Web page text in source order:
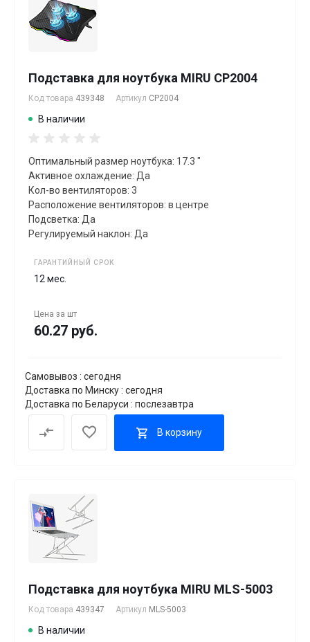
Подставка для ноутбука MIRU CP2004
Код товара 439348 Артикул CP2004
В наличии
Оптимальный размер ноутбука: 17.3 "
Активное охлаждение: Да
Кол-во вентиляторов: 3
Расположение вентиляторов: в центре
Подсветка: Да
Регулируемый наклон: Да
ГАРАНТИЙНЫЙ СРОК
12 мес.
Цена за шт
60.27 руб.
Самовывоз : сегодня
Доставка по Минску : сегодня
Доставка по Беларуси : послезавтра
В корзину
Подставка для ноутбука MIRU MLS-5003
Код товара 439347 Артикул MLS-5003
В наличии